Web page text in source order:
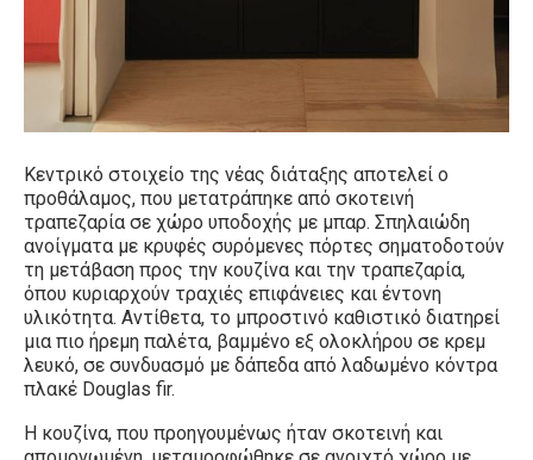
Κεντρικό στοιχείο της νέας διάταξης αποτελεί ο
προθάλαμος, που μετατράπηκε από σκοτεινή
τραπεζαρία σε χώρο υποδοχής με μπαρ. Σπηλαιώδη
ανοίγματα με κρυφές συρόμενες πόρτες σηματοδοτούν
τη μετάβαση προς την κουζίνα και την τραπεζαρία,
όπου κυριαρχούν τραχιές επιφάνειες και έντονη
υλικότητα. Αντίθετα, το μπροστινό καθιστικό διατηρεί
μια πιο ήρεμη παλέτα, βαμμένο εξ ολοκλήρου σε κρεμ
λευκό, σε συνδυασμό με δάπεδα από λαδωμένο κόντρα
πλακέ Douglas fir.
Η κουζίνα, που προηγουμένως ήταν σκοτεινή και